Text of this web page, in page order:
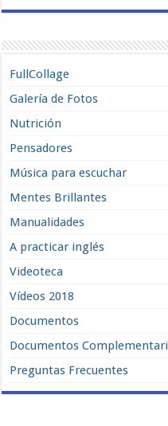
FullCollage
Galería de Fotos
Nutrición
Pensadores
Música para escuchar
Mentes Brillantes
Manualidades
A practicar inglés
Videoteca
Vídeos 2018
Documentos
Documentos
Preguntas Frecuentes